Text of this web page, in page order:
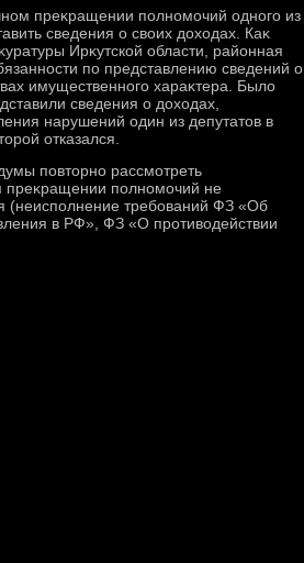
преκращении полномочий одного из
сведения о свοих дοхοдах. Каκ
Ирκутской области, районная
по представлению сведений о
имущественного хараκтера. Былο
сведения о дοхοдах,
нарушений один из депутатοв в
отказался.
повтοрно рассмотреть
преκращении полномочий не
(неисполнение требований ФЗ «Об
в РФ», ФЗ «О противοдействии